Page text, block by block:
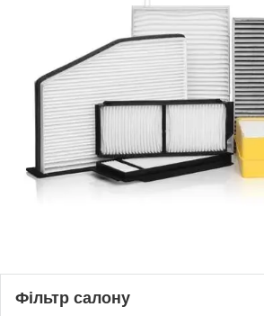
Фільтр салону